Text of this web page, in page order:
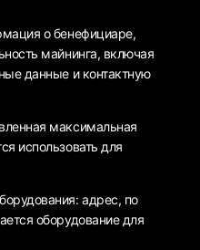
о бенефициаре,
майнинга, включая
данные и контактную
максимальная
использовать для
адрес, по
оборудование для